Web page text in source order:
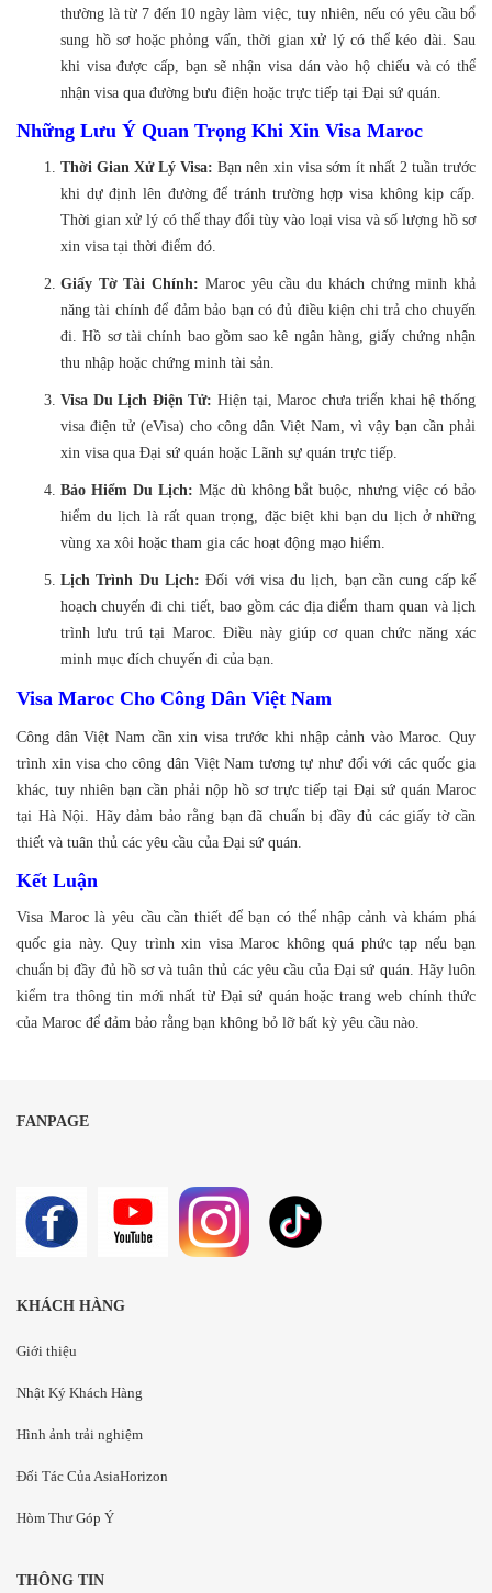
thường là từ 7 đến 10 ngày làm việc, tuy nhiên, nếu có yêu cầu bổ
sung hồ sơ hoặc phỏng vấn, thời gian xử lý có thể kéo dài. Sau
khi visa được cấp, bạn sẽ nhận visa dán vào hộ chiếu và có thể
nhận visa qua đường bưu điện hoặc trực tiếp tại Đại sứ quán.
Những Lưu Ý Quan Trọng Khi Xin Visa Maroc
Thời Gian Xử Lý Visa: Bạn nên xin visa sớm ít nhất 2 tuần trước
khi dự định lên đường để tránh trường hợp visa không kịp cấp.
Thời gian xử lý có thể thay đổi tùy vào loại visa và số lượng hồ sơ
xin visa tại thời điểm đó.
Giấy Tờ Tài Chính: Maroc yêu cầu du khách chứng minh khả
năng tài chính để đảm bảo bạn có đủ điều kiện chi trả cho chuyến
đi. Hồ sơ tài chính bao gồm sao kê ngân hàng, giấy chứng nhận
thu nhập hoặc chứng minh tài sản.
Visa Du Lịch Điện Tử: Hiện tại, Maroc chưa triển khai hệ thống
visa điện tử (eVisa) cho công dân Việt Nam, vì vậy bạn cần phải
xin visa qua Đại sứ quán hoặc Lãnh sự quán trực tiếp.
Bảo Hiểm Du Lịch: Mặc dù không bắt buộc, nhưng việc có bảo
hiểm du lịch là rất quan trọng, đặc biệt khi bạn du lịch ở những
vùng xa xôi hoặc tham gia các hoạt động mạo hiểm.
Lịch Trình Du Lịch: Đối với visa du lịch, bạn cần cung cấp kế
hoạch chuyến đi chi tiết, bao gồm các địa điểm tham quan và lịch
trình lưu trú tại Maroc. Điều này giúp cơ quan chức năng xác
minh mục đích chuyến đi của bạn.
Visa Maroc Cho Công Dân Việt Nam
Công dân Việt Nam cần xin visa trước khi nhập cảnh vào Maroc. Quy
trình xin visa cho công dân Việt Nam tương tự như đối với các quốc gia
khác, tuy nhiên bạn cần phải nộp hồ sơ trực tiếp tại Đại sứ quán Maroc
tại Hà Nội. Hãy đảm bảo rằng bạn đã chuẩn bị đầy đủ các giấy tờ cần
thiết và tuân thủ các yêu cầu của Đại sứ quán.
Kết Luận
Visa Maroc là yêu cầu cần thiết để bạn có thể nhập cảnh và khám phá
quốc gia này. Quy trình xin visa Maroc không quá phức tạp nếu bạn
chuẩn bị đầy đủ hồ sơ và tuân thủ các yêu cầu của Đại sứ quán. Hãy luôn
kiểm tra thông tin mới nhất từ Đại sứ quán hoặc trang web chính thức
của Maroc để đảm bảo rằng bạn không bỏ lỡ bất kỳ yêu cầu nào.
FANPAGE
KHÁCH HÀNG
Giới thiệu
Nhật Ký Khách Hàng
Hình ảnh trải nghiệm
Đối Tác Của AsiaHorizon
Hòm Thư Góp Ý
THÔNG TIN